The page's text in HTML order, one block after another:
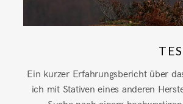
Ein kurzer Erfahrungsbericht über
ich mit Stativen eines anderen